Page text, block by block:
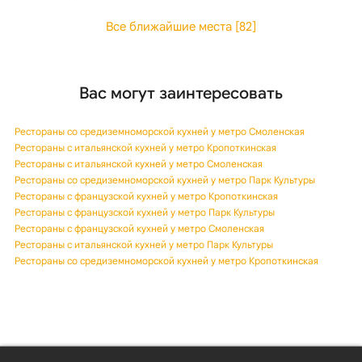
Все ближайшие места [82]
Вас могут заинтересовать
Рестораны со средиземноморской кухней у метро Смоленская
Рестораны с итальянской кухней у метро Кропоткинская
Рестораны с итальянской кухней у метро Смоленская
Рестораны со средиземноморской кухней у метро Парк Культуры
Рестораны с французской кухней у метро Кропоткинская
Рестораны с французской кухней у метро Парк Культуры
Рестораны с французской кухней у метро Смоленская
Рестораны с итальянской кухней у метро Парк Культуры
Рестораны со средиземноморской кухней у метро Кропоткинская